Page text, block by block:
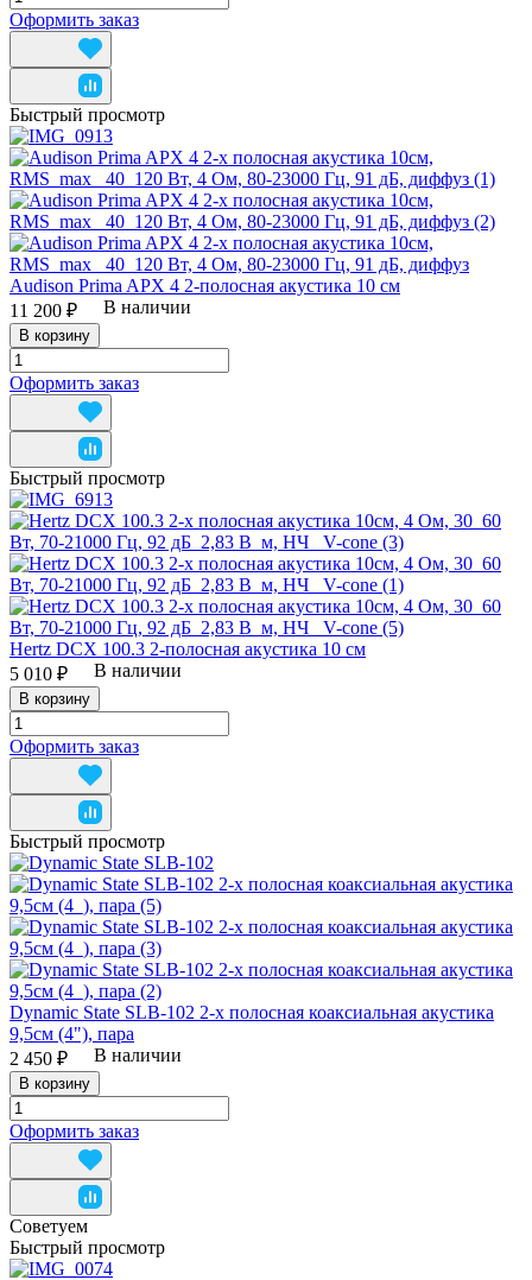
Оформить заказ
Быстрый просмотр
Audison Prima APX 4 2-полосная акустика 10 см
11 200 ₽
В наличии
В корзину
Оформить заказ
Быстрый просмотр
Hertz DCX 100.3 2-полосная акустика 10 см
5 010 ₽
В наличии
В корзину
Оформить заказ
Быстрый просмотр
Dynamic State SLB-102 2-х полосная коаксиальная акустика
9,5см (4"), пара
2 450 ₽
В наличии
В корзину
Оформить заказ
Советуем
Быстрый просмотр